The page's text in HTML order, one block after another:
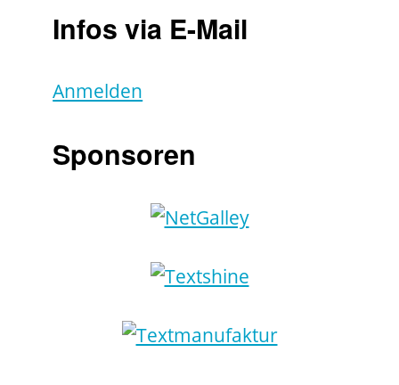
Infos via E-Mail
Anmelden
Sponsoren